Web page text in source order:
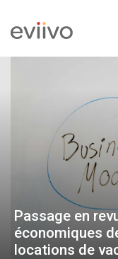
Passage en
économiques
locations de